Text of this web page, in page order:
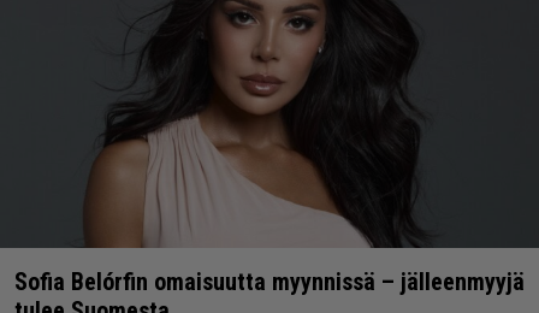
Sofia Belórfin omaisuutta myynnissä – jälleenmyyjä